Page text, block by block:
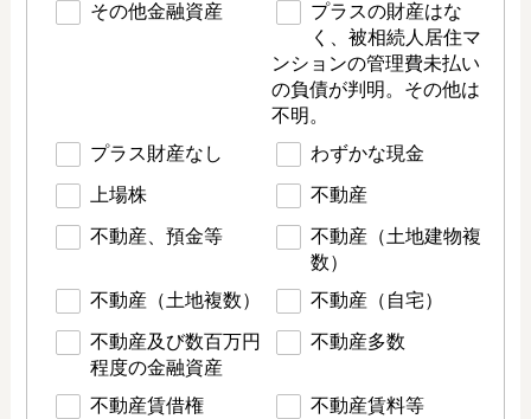
その他金融資産
プラスの財産はな
く、被相続人居住マ
ンションの管理費未払い
の負債が判明。その他は
不明。
プラス財産なし
わずかな現金
上場株 不動産
不動産、預金等
不動産（土地建物複
数）
不動産（土地複数）
不動産（自宅）
不動産及び数百万円
程度の金融資産
不動産多数
不動産賃借権 不動産賃料等